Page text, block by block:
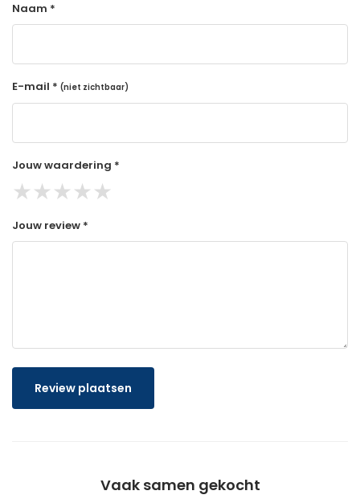
Naam *
E-mail * (niet zichtbaar)
Jouw waardering *
★★★★★
Jouw review *
Review plaatsen
Vaak samen gekocht